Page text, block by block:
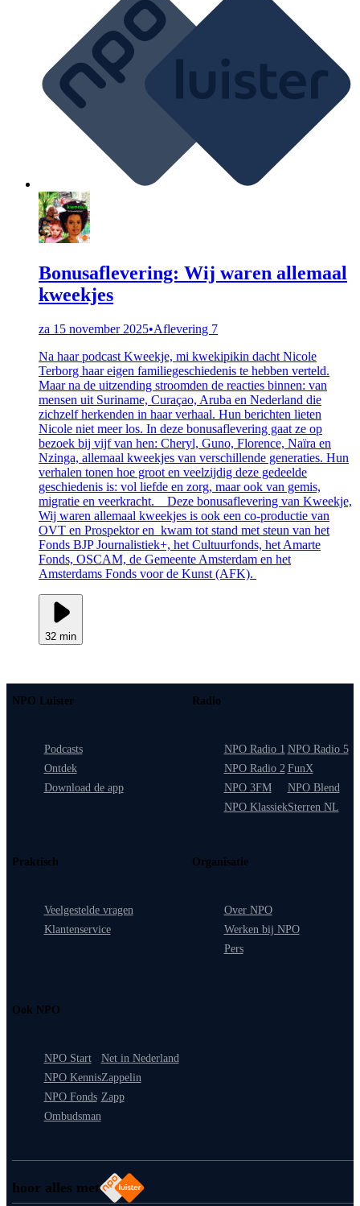
Bonusaflevering: Wij waren allemaal
kweekjes
za 15 november 2025•Aflevering 7
Na haar podcast Kweekje, mi kwekipikin dacht Nicole
Terborg haar eigen familiegeschiedenis te hebben verteld.
Maar na de uitzending stroomden de reacties binnen: van
mensen uit Suriname, Curaçao, Aruba en Nederland die
zichzelf herkenden in haar verhaal. Hun berichten lieten
Nicole niet meer los. In deze bonusaflevering gaat ze op
bezoek bij vijf van hen: Cheryl, Guno, Florence, Naïra en
Nzinga, allemaal kweekjes van verschillende generaties. Hun
verhalen tonen hoe groot en veelzijdig deze gedeelde
geschiedenis is: vol liefde en zorg, maar ook van gemis,
migratie en veerkracht. Deze bonusaflevering van Kweekje,
Wij waren allemaal kweekjes is ook een co-productie van
OVT en Prospektor en kwam tot stand met steun van het
Fonds BJP Journalistiek+, het Cultuurfonds, het Amarte
Fonds, OSCAM, de Gemeente Amsterdam en het
Amsterdams Fonds voor de Kunst (AFK).
32 min
hoor alles met
NPO Luister
Podcasts
Ontdek
Download de app
Radio
NPO Radio 1
NPO Radio 2
NPO 3FM
NPO Klassiek
NPO Radio 5
FunX
NPO Blend
Sterren NL
Praktisch
Veelgestelde vragen
Klantenservice
Organisatie
Over NPO
Werken bij NPO
Pers
Ook NPO
NPO Start
NPO Kennis
NPO Fonds
Ombudsman
Net in Nederland
Zappelin
Zapp